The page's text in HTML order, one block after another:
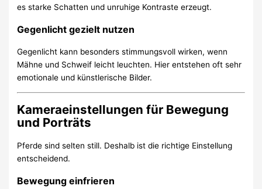
es starke Schatten und unruhige Kontraste erzeugt.
Gegenlicht gezielt nutzen
Gegenlicht kann besonders stimmungsvoll wirken, wenn
Mähne und Schweif leicht leuchten. Hier entstehen oft sehr
emotionale und künstlerische Bilder.
Kameraeinstellungen für Bewegung
und Porträts
Pferde sind selten still. Deshalb ist die richtige Einstellung
entscheidend.
Bewegung einfrieren